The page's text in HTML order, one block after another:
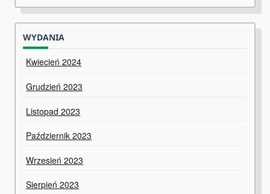
WYDANIA
Kwiecień 2024
Grudzień 2023
Listopad 2023
Październik 2023
Wrzesień 2023
Sierpień 2023